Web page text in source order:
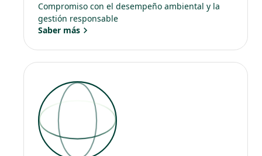
Compromiso con el desempeño ambiental y la
gestión responsable
Saber más